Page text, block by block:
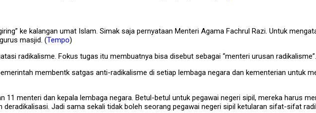
ke kalangan umat Islam. Simak saja pernyataan Menteri Agama Fachrul Razi. Untuk
masjid. (Tempo)
radikalisme. Fokus tugas itu membuatnya bisa disebut sebagai “menteri urusan radikalisme”.
membentk satgas anti-radikalisme di setiap lembaga negara dan kementerian untuk
11 menteri dan kepala lembaga negara. Betul-betul untuk pegawai negeri sipil, mereka harus
deradikalisasi. Jadi sama sekali tidak boleh seorang pegawai negeri sipil ketularan sifat-sifat